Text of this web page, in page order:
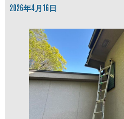
2026年4月16日